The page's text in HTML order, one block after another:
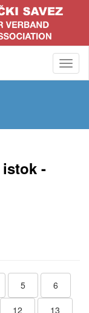
-
5 6
12 13